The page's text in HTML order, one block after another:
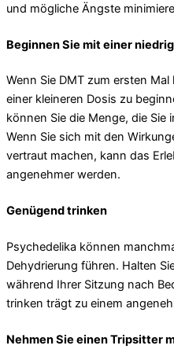
und mögliche Ängste
Beginnen Sie mit einer
Wenn Sie DMT zum ersten
einer kleineren Dosis zu
können Sie die Menge, die Sie
Wenn Sie sich mit den
vertraut machen, kann das
angenehmer werden.
Genügend trinken
Psychedelika können
Dehydrierung führen. Halten
während Ihrer Sitzung nach
trinken trägt zu einem
Nehmen Sie einen Tripsitter